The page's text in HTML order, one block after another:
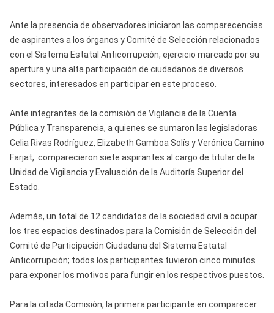
Ante la presencia de observadores iniciaron las comparecencias
de aspirantes a los órganos y Comité de Selección relacionados
con el Sistema Estatal Anticorrupción, ejercicio marcado por su
apertura y una alta participación de ciudadanos de diversos
sectores, interesados en participar en este proceso.
Ante integrantes de la comisión de Vigilancia de la Cuenta
Pública y Transparencia, a quienes se sumaron las legisladoras
Celia Rivas Rodríguez, Elizabeth Gamboa Solís y Verónica Camino
Farjat, comparecieron siete aspirantes al cargo de titular de la
Unidad de Vigilancia y Evaluación de la Auditoría Superior del
Estado.
Además, un total de 12 candidatos de la sociedad civil a ocupar
los tres espacios destinados para la Comisión de Selección del
Comité de Participación Ciudadana del Sistema Estatal
Anticorrupción; todos los participantes tuvieron cinco minutos
para exponer los motivos para fungir en los respectivos puestos.
Para la citada Comisión, la primera participante en comparecer